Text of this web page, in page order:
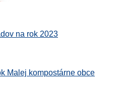
na rok 2023
Malej kompostárne obce